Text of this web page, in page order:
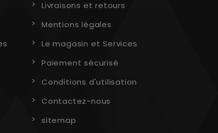
Livraisons et retours
Mentions légales
Le magasin et Services
Paiement sécurisé
Conditions d'utilisation
Contactez-nous
sitemap